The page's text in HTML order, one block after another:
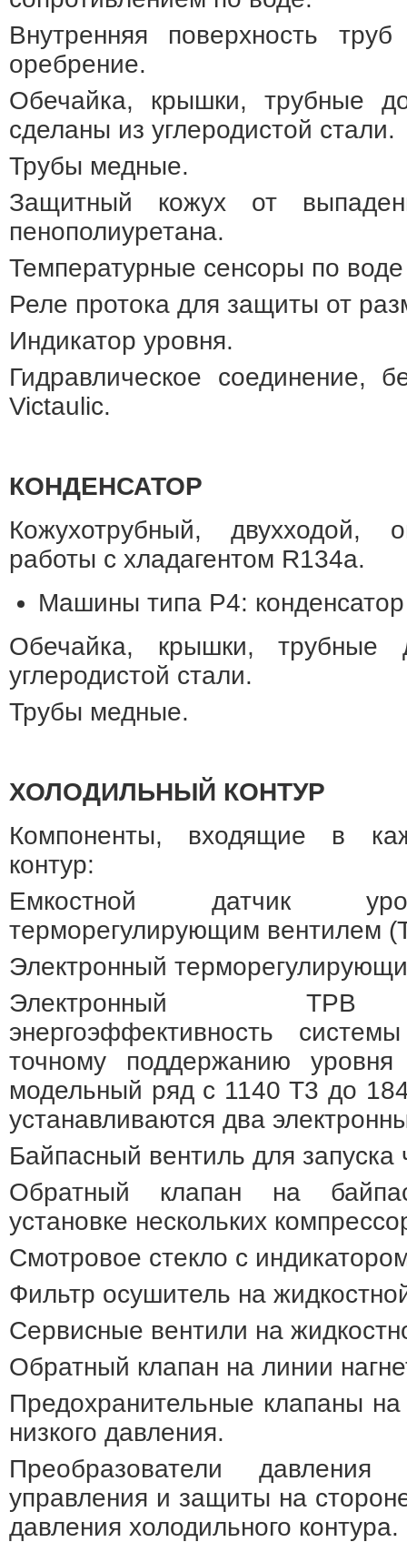
Внутренняя поверхность
оребрение.
Обечайка, крышки, трубные
сделаны из углеродистой стали.
Трубы медные.
Защитный кожух от
пенополиуретана.
Температурные сенсоры по
Реле протока для защиты от
Индикатор уровня.
Гидравлическое соединение,
Victaulic.
КОНДЕНСАТОР
Кожухотрубный, двухходой,
работы с хладагентом R134a.
Машины типа P4:
Обечайка, крышки, трубные
углеродистой стали.
Трубы медные.
ХОЛОДИЛЬНЫЙ КОНТУР
Компоненты, входящие в
контур:
Емкостной датчик
терморегулирующим вентилем
Электронный
Электронный ТРВ
энергоэффективность
точному поддержанию
модельный ряд с 1140 Т3 до
устанавливаются два
Байпасный вентиль для запуска
Обратный клапан на
установке нескольких
Смотровое стекло с
Фильтр осушитель на
Сервисные вентили на
Обратный клапан на линии
Предохранительные клапаны
низкого давления.
Преобразователи давления
управления и защиты на
давления холодильного контура.